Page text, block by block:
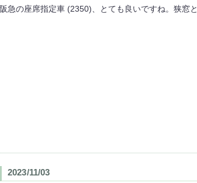
阪急の座席指定車 (2350)、とても良いですね。狭窓
2023/11/03